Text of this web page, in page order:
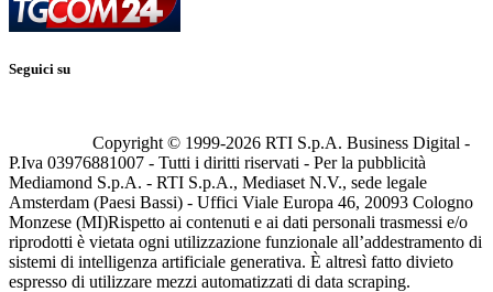
Seguici su
Copyright © 1999-2026 RTI S.p.A. Business Digital -
P.Iva 03976881007 - Tutti i diritti riservati - Per la pubblicità
Mediamond S.p.A. - RTI S.p.A., Mediaset N.V., sede legale
Amsterdam (Paesi Bassi) - Uffici Viale Europa 46, 20093 Cologno
Monzese (MI)Rispetto ai contenuti e ai dati personali trasmessi e/o
riprodotti è vietata ogni utilizzazione funzionale all’addestramento di
sistemi di intelligenza artificiale generativa. È altresì fatto divieto
espresso di utilizzare mezzi automatizzati di data scraping.